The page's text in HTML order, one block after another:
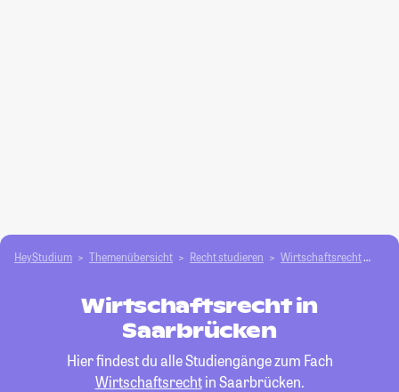
HeyStudium Themenübersicht Recht studieren Wirtschaftsrecht
Wirtschaftsrecht in
Saarbrücken
Hier findest du alle Studiengänge zum Fach
Wirtschaftsrechtin Saarbrücken.